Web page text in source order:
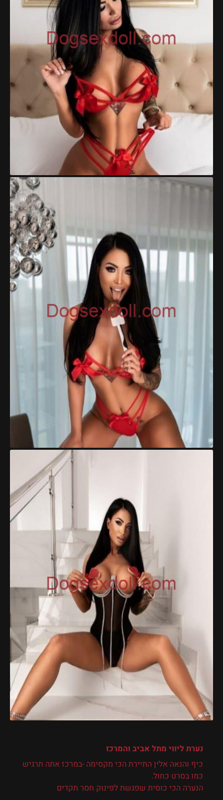
נערת ליווי מתל אביב והמרכז
כיף והנאה אלין התיירת הכי מקסימה -במרכז אתה תרגיש
כמו בסרט כחול.
הנערה הכי כוסית שפגשת לפינוק חסר תקדים